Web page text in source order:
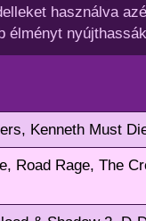
használva
élményt
Kenneth Must
Road Rage, The